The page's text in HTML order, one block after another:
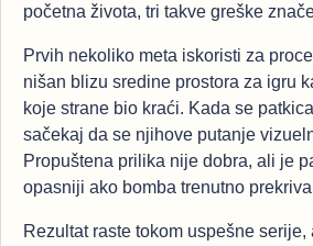
početna života, tri takve greške
Prvih nekoliko meta iskoristi za
nišan blizu sredine prostora za igru
koje strane bio kraći. Kada se
sačekaj da se njihove putanje
Propuštena prilika nije dobra, ali je
opasniji ako bomba trenutno
Rezultat raste tokom uspešne serije,